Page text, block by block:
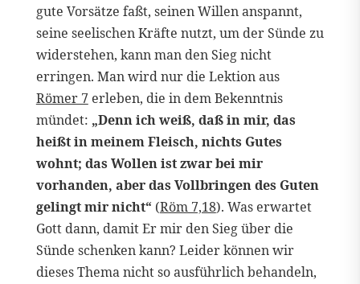
gute Vorsätze faßt, seinen Willen anspannt,
seine seelischen Kräfte nutzt, um der Sünde zu
widerstehen, kann man den Sieg nicht
erringen. Man wird nur die Lektion aus
Römer 7 erleben, die in dem Bekenntnis
mündet: „Denn ich weiß, daß in mir, das
heißt in meinem Fleisch, nichts Gutes
wohnt; das Wollen ist zwar bei mir
vorhanden, aber das Vollbringen des Guten
gelingt mir nicht“ (Röm 7,18). Was erwartet
Gott dann, damit Er mir den Sieg über die
Sünde schenken kann? Leider können wir
dieses Thema nicht so ausführlich behandeln,